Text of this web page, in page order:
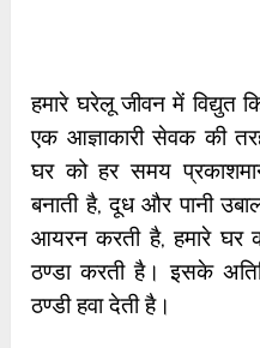
हमारे घरेलू जीवन में विद्युत
एक आज्ञाकारी सेवक की
घर को हर समय
बनाती है, दूध और पानी
आयरन करती है, हमारे घर
ठण्डा करती है। इसके
ठण्डी हवा देती है।